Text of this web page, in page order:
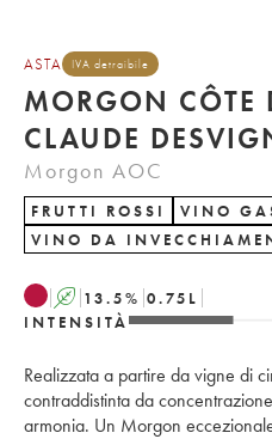
ASTA IVA detraibile
MORGON CÔTE
CLAUDE
Morgon AOC
FRUTTI ROSSI
VINO
VINO DA
A 13.5% 0.75 L
INTENSITÀ
Realizzata a partire da vigne di
contraddistinta da
armonia. Un Morgon